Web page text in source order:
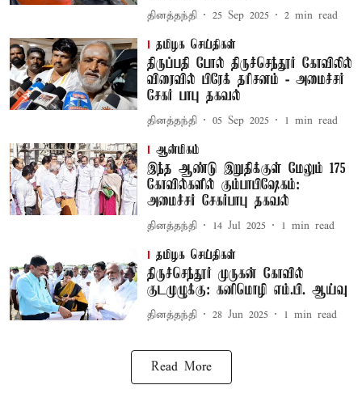
தினத்தந்தி 25 Sep 2025 2 min read
தமிழக செய்திகள்
திருப்பதி போல் திருச்செந்தூர் கோ​விலில்
விரைவில் பிரேக் தரிசனம் - அமைச்சர்
சேகர் பாபு தகவல்
தினத்தந்தி 05 Sep 2025 1 min read
ஆன்மிகம்
இந்த ஆண்டு இறுதிக்குள் மேலும் 175
கோவில்களில் கும்பாபிஷேகம்:
அமைச்சர் சேகர்பாபு தகவல்
தினத்தந்தி 14 Jul 2025 1 min read
தமிழக செய்திகள்
திருச்செந்தூர் முருகன் கோவில்
குடமுழுக்கு: கனிமொழி எம்.பி. ஆய்வு
தினத்தந்தி 28 Jun 2025 1 min read
Read More